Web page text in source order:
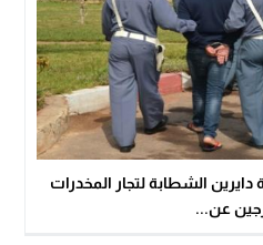
الشطابة لتجار المخدرات
عن...